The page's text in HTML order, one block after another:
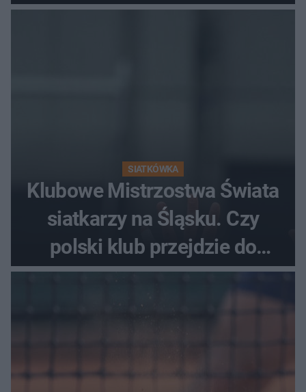
fanów
SIATKÓWKA
Klubowe Mistrzostwa Świata
siatkarzy na Śląsku. Czy
polski klub przejdzie do
historii